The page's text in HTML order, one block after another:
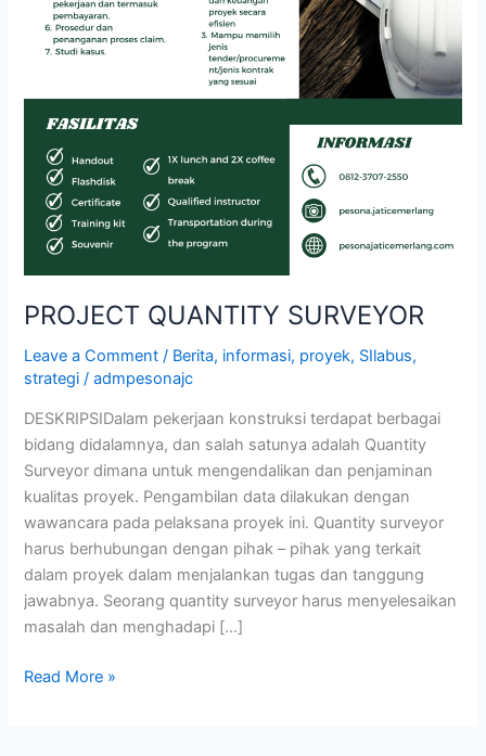
PROJECT QUANTITY SURVEYOR
Leave a Comment / Berita, informasi, proyek, SIlabus,
strategi /admpesonajc
DESKRIPSIDalam pekerjaan konstruksi terdapat berbagai
bidang didalamnya, dan salah satunya adalah Quantity
Surveyor dimana untuk mengendalikan dan penjaminan
kualitas proyek. Pengambilan data dilakukan dengan
wawancara pada pelaksana proyek ini. Quantity surveyor
harus berhubungan dengan pihak – pihak yang terkait
dalam proyek dalam menjalankan tugas dan tanggung
jawabnya. Seorang quantity surveyor harus menyelesaikan
masalah dan menghadapi […]
Read More »